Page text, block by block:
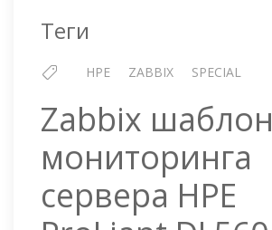
Теги
HPE ZABBIX SPECIAL
Zabbix
мониторинга
сервера HPE